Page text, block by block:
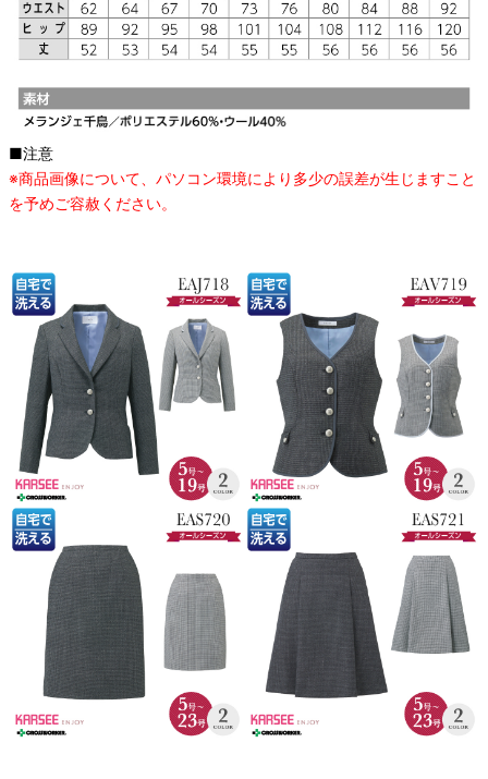
■注意
※商品画像について、パソコン環境により多少の誤差が生じますこと
を予めご容赦ください。